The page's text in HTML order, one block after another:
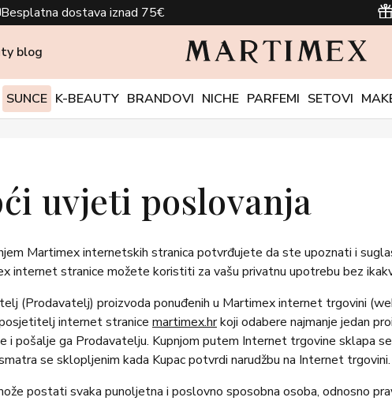
Besplatna dostava iznad 75€
blog
SUNCE K-BEAUTY BRANDOVI NICHE PARFEMI SETOVI
uvjeti poslovanja
Martimex internetskih stranica potvrđujete da ste upoznati i
internet stranice možete koristiti za vašu privatnu upotrebu bez
(Prodavatelj) proizvoda ponuđenih u Martimex internet trgovini
internet stranice martimex.hrkoji odabere najmanje jedan
i pošalje ga Prodavatelju. Kupnjom putem Internet trgovine sklapa
se sklopljenim kada Kupac potvrdi narudžbu na Internet trgovini.
postati svaka punoljetna i poslovno sposobna osoba, odnosno